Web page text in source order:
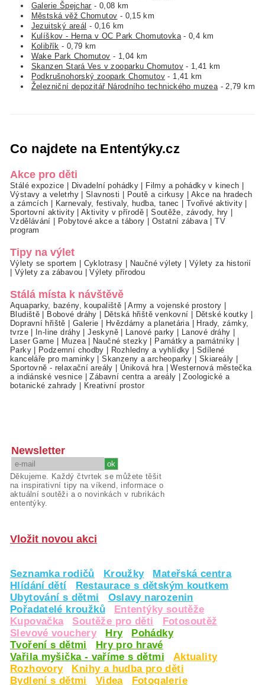
Galerie Špejchar - 0,08 km
Městská věž Chomutov - 0,15 km
Jezuitský areál - 0,16 km
Kulíškov - Herna v OC Park Chomutovka- 0,4 km
Kolibřík - 0,79 km
Wake Park Chomutov - 1,04 km
Skanzen Stará Ves v zooparku Chomutov- 1,41 km
Podkrušnohorský zoopark Chomutov - 1,41 km
Železniční depozitář Národního technického muzea- 2,79 km
Co najdete na Ententýky.cz
Akce pro děti
Stálé expozice Divadelní pohádky Filmy a pohádky v kinech
Výstavy a veletrhy|Slavnosti Poutě a cirkusy
Akce na hradech
a zámcích
Karnevaly, festivaly, hudba, tanec Tvořivé aktivity
Sportovní aktivity|Aktivity v přírodě |Soutěže, závody, hry
Vzdělávání
Pobytové akce a tábory Ostatní zábava|TV
program
Tipy na výlet
Výlety se sportem Cyklotrasy Naučné výlety
Výlety za historií
Výlety za zábavou |Výlety přírodou
Stálá místa k návštěvě
Aquaparky, bazény, koupaliště |Army a vojenské prostory
Bludiště
Bobové dráhy Dětská hřiště venkovní Dětské koutky
Dopravní hřiště
Galerie Hvězdárny a planetária|
Hrady, zámky,
tvrze| In-line dráhy |Jeskyně| Lanové parky Lanové dráhy
Laser Game
Muzea| Naučné stezky Památky a památníky
Parky| Podzemní chodby Rozhledny a vyhlídky
Sdílené
kanceláře pro maminky |Skanzeny a archeoparky Skiareály
Sportovně - relaxační areály
Úniková hra|Westernová městečka
a indiánské vesnice |Zábavní centra a areály |Zoologické a
botanické zahrady
Kreativní prostor
Newsletter
Děkujeme. Každý čtvrtek se můžete těšit
na inspirativní tipy na víkend, informace o
aktuální soutěži a o novinkách v rubrikách
ententýky.
Vložit novou akci
Seznamka rodičů Kroužky
Mateřská centra
Hlídání dětí
Restaurace s dětským koutkem
Ubytování s dětmi
Oslavy narozenin
Pořadatelé kroužků
Ententýky soutěže
Kupovačka
Soutěže pro děti
Fotosoutěž
Slevové vouchery
Hry
Pohádky
Tvoření s dětmi
Hry pro hravé
Vařila myšička - vaříme s dětmi
Aktuality
Rozhovory
Knihy a hudba pro děti
Bydlení s dětmi
Videa Fotogalerie